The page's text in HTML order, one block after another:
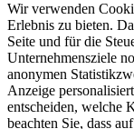
Wir verwenden
Erlebnis zu bieten.
Seite und für die
Unternehmensziele
anonymen
Anzeige
entscheiden, welche
beachten Sie, dass